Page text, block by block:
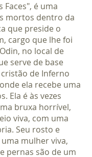
Faces", é uma
mortos dentro da
que preside o
cargo que lhe foi
no local de
serve de base
de Inferno
ela recebe uma
Ela é às vezes
bruxa horrível,
viva, com uma
Seu rosto e
mulher viva,
pernas são de um